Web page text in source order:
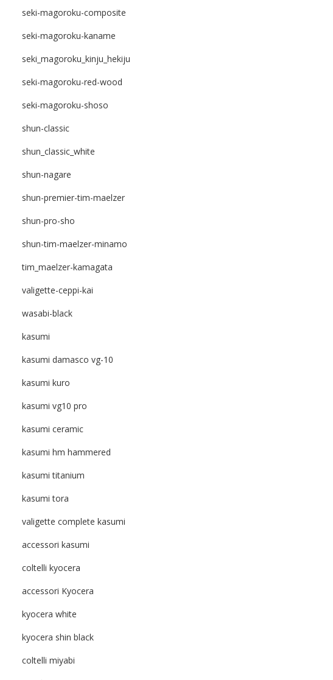
seki-magoroku-composite
seki-magoroku-kaname
seki_magoroku_kinju_hekiju
seki-magoroku-red-wood
seki-magoroku-shoso
shun-classic
shun_classic_white
shun-nagare
shun-premier-tim-maelzer
shun-pro-sho
shun-tim-maelzer-minamo
tim_maelzer-kamagata
valigette-ceppi-kai
wasabi-black
kasumi
kasumi damasco vg-10
kasumi kuro
kasumi vg10 pro
kasumi ceramic
kasumi hm hammered
kasumi titanium
kasumi tora
valigette complete kasumi
accessori kasumi
coltelli kyocera
accessori Kyocera
kyocera white
kyocera shin black
coltelli miyabi